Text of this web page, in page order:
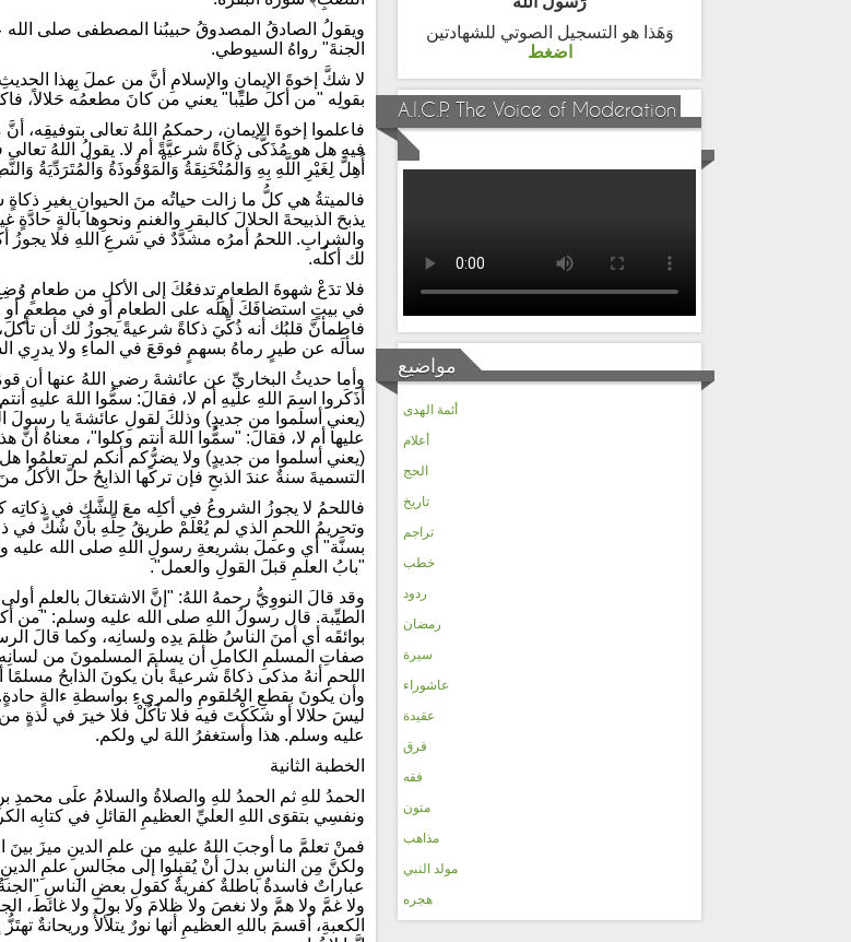
ويقولُ الصادقُ المصدوقُ حبيبُنا المصطفى صلى
الجنةَ" رواهُ السيوطي.
لا شكَّ إخوةَ الإيمانِ والإسلامِ أنَّ من عملَ بِهذا
بقولِه "من أكلَ طيِّبا" يعني من كانَ مطعمُه حَلالاً،
فاعلموا إخوةَ الإيمانِ، رحمكمُ اللهُ تعالى بتوفيقِه،
فيهِ هل هو مُذَكَّى ذكاةً شرعيَّةً أم لا. يقولُ اللهُ
أُهِلَّ لِغَيْرِ اللَّهِ بِهِ وَالْمُنْخَنِقَةُ وَالْمَوْقُوذَةُ وَالْمُتَرَدِّيَةُ
فالميتةُ هي كلُّ ما زالت حياتُه منَ الحيوانِ بغيرِ
يذبحَ الذبيحةَ الحلالَ كالبقرِ والغنمِ ونحوِها بآلةٍ
والشرابِ. اللحمُ أمرُه مشدَّدٌ في شرعِ اللهِ فلا يجوزُ
لك أكلُه.
فلا تدَعْ شهوةَ الطعامِ تدفعُكَ إلى الأكلِ من طعامٍ
في بيتٍ استضافَكَ أهلُه على الطعامِ أو في مطعمٍ أو
فاطمأنَّ قلبُك أنه ذُكِّيَ ذكاةً شرعيةً يجوزُ لك أن
سألَه عن طيرٍ رماهُ بسهمٍ فوقعَ في الماءِ ولا يدرِي
وأما حديثُ البخاريِّ عن عائشةَ رضي اللهُ عنها أن
أذَكَروا اسمَ اللهِ عليهِ أم لا، فقالَ: سمُّوا اللهَ
(يعني أسلَموا من جديدٍ) وذلكَ لقولِ عائشةَ يا رسولَ
عليها أم لا، فقالَ: "سمُّوا اللهَ أنتم وكلوا"، معناهُ
(يعني أسلموا من جديدٍ) ولا يضرُّكم أنكم لم تعلمُوا هل
التسميةَ سنةٌ عندَ الذبحِ فإن تركَها الذابِحُ حلَّ الأكلُ
فاللحمُ لا يجوزُ الشروعُ في أكلِه معَ الشَّكِ في
وتحريمُ اللحمِ الذي لم يُعْلَمْ طريقُ حِلِّهِ بأنْ شُكَّ في
بسنَّة" أي وعملَ بشريعةِ رسولِ اللهِ صلى الله عليه
"بابُ العلمِ قبلَ القولِ والعمل".
وقد قالَ النووِيُّ رحمهُ اللهُ: "إنَّ الاشتغالَ بالعلمِ
الطيِّبة. قال رسولُ اللهِ صلى الله عليه وسلم: "من
بوائقَه أي أمنَ الناسُ ظلمَ يدِه ولسانِه، وكما قالَ
صفاتِ المسلمِ الكاملِ أن يسلمَ المسلمونَ من لسانِه
اللحمِ أنهُ مذكى ذكاةً شرعيةً بأن يكونَ الذابحُ
وأن يكونَ بقطعِ الحُلقومِ والمريءِ بواسطةِ ءالةٍ
ليسَ حلالا أو شكَكْتَ فيه فلا تأكُلْ فلا خيرَ في لذةٍ من
عليه وسلم. هذا وأستغفرُ اللهَ لي ولكم.
الخطبة الثانية
الحمدُ للهِ ثم الحمدُ للهِ والصلاةُ والسلامُ علَى محمدِ
ونفسِي بتقوَى اللهِ العليِّ العظيمِ القائلِ في كتابِه
فمنْ تعلمَّ ما أوجبَ اللهُ عليهِ من علمِ الدينِ ميزَ بينَ
ولكنَّ مِن الناسِ بدلَ أنْ يُقبِلوا إلَى مجالسِ علمِ الدينِ
عباراتٌ فاسدةٌ باطلةٌ كفريةٌ كقولِ بعضِ الناسِ
ولا غمَّ ولا همَّ ولا نغصَ ولا ظلامَ ولا بولَ ولا غائطَ،
الكعبةِ، أقسمَ باللهِ العظيمِ أنها نورٌ يتلألأُ
وَهَذا هو التسجيل الصوتي للشهادتين
اضغط
A.I.C.P. The Voice of Moderation
مواضيع
أئمة الهدى
أعلام
الحج
تاريخ
تراجم
خطب
ردود
رمضان
سيرة
عاشوراء
عقيدة
فرق
فقه
متون
مذاهب
مولد النبي
هجره